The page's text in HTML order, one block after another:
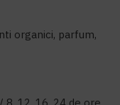
organici, parfum,